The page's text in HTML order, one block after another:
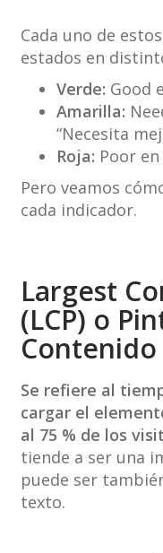
Cada uno de
estados en
Verde: Good
Amarilla:
“Necesita
Roja: Poor
Pero veamos
cada indicador.
Largest
(LCP) o
Se refiere al
cargar el
al 75 % de los
tiende a ser una
puede ser
texto.